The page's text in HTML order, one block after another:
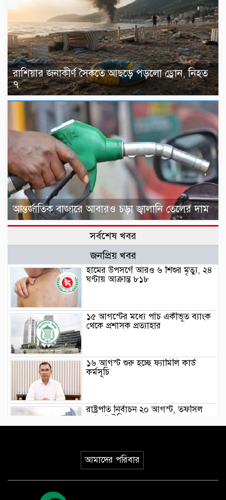
রাশিয়ার জনাকীর্ণ সৈকতে আছড়ে পড়লো ড্রোন, নিহত
৭
আন্তর্জাতিক বাজারে আবারও চড়া জ্বালানি তেলের দাম
সর্বশেষ খবর
জনপ্রিয় খবর
হামের উপসর্গে আরও ৬ শিশুর মৃত্যু, ২৪
ঘণ্টায় আক্রান্ত ৮১৮
১৫ আগস্টের মধ্যে পাঁচ একীভূত ব্যাংক
থেকে প্রশাসক প্রত্যাহার
১৬ আগস্ট শুরু হচ্ছে ফ্যামিলি কার্ড
কর্মসূচি
রাষ্ট্রপতি নির্বাচন ২০ আগস্ট, তফসিল
ঘোষণা ইসির
গণভোটের রায় বাস্তবায়নসহ ১১ দফা
দাবিতে লংমার্চের ঘোষণা
আমাদের পরিবার